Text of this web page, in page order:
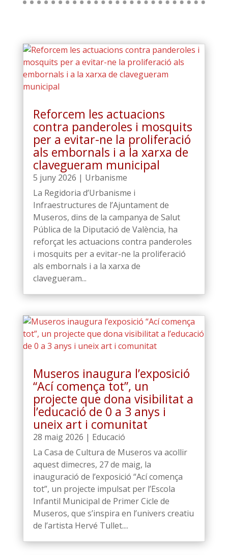
Reforcem les actuacions
contra panderoles i mosquits
per a evitar-ne la proliferació
als embornals i a la xarxa de
clavegueram municipal
5 juny 2026 | Urbanisme
La Regidoria d’Urbanisme i
Infraestructures de l’Ajuntament de
Museros, dins de la campanya de Salut
Pública de la Diputació de València, ha
reforçat les actuacions contra panderoles
i mosquits per a evitar-ne la proliferació
als embornals i a la xarxa de
clavegueram...
Museros inaugura l’exposició
“Ací comença tot”, un
projecte que dona visibilitat a
l’educació de 0 a 3 anys i
uneix art i comunitat
28 maig 2026 | Educació
La Casa de Cultura de Museros va acollir
aquest dimecres, 27 de maig, la
inauguració de l’exposició “Ací comença
tot”, un projecte impulsat per l’Escola
Infantil Municipal de Primer Cicle de
Museros, que s’inspira en l’univers creatiu
de l’artista Hervé Tullet....